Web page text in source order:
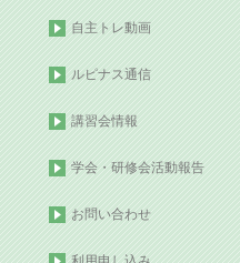
自主トレ動画
ルピナス通信
講習会情報
学会・研修会活動報告
お問い合わせ